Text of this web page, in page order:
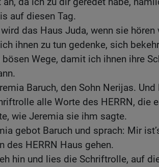
auf diesen Tag.
das Haus Juda, wenn sie hören
ihnen zu tun gedenke, sich
Wege, damit ich ihnen ihre
Baruch, den Sohn Nerijas.
alle Worte des HERRN, die
wie Jeremia sie ihm sagte.
gebot Baruch und sprach: Mir
des HERRN Haus gehen.
hin und lies die Schriftrolle, auf